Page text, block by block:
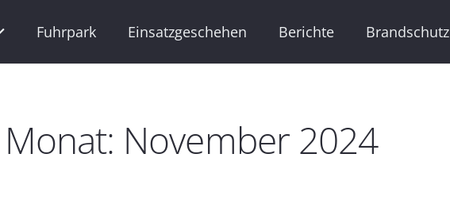
Fuhrpark Einsatzgeschehen Berichte Brandschutz
Monat: November 2024